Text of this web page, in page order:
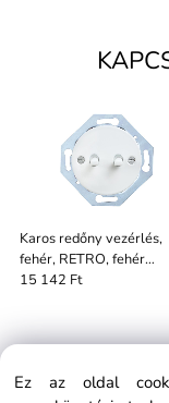
Karos redőny vezérlés,
fehér, RETRO, fehér
vezérlés
15 142 Ft
Ez az oldal